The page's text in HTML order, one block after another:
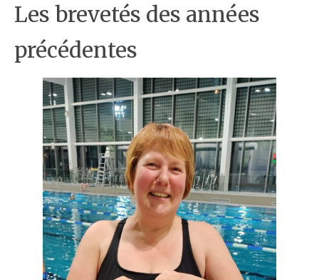
Les brevetés des années
précédentes